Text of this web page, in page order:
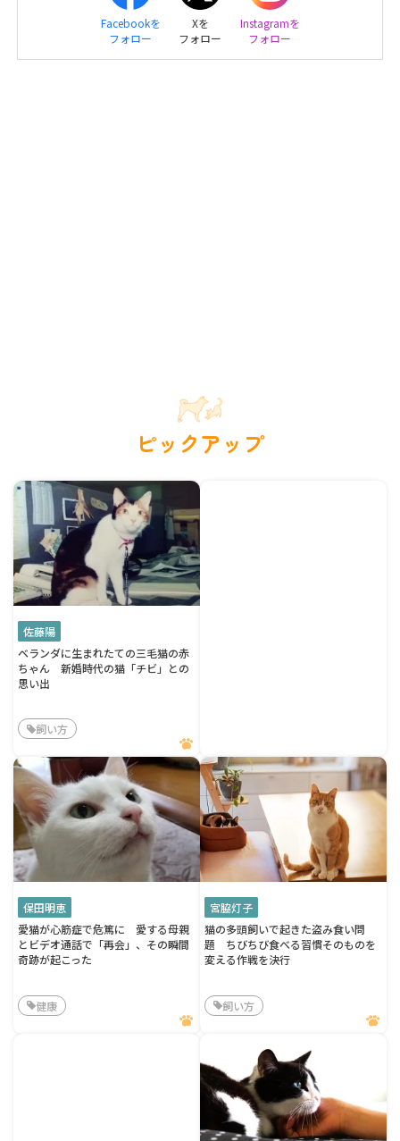
Facebookを
フォロー
Xを
フォロー
Instagramを
フォロー
ピックアップ
佐藤陽
ベランダに生まれたての三毛猫の赤
ちゃん 新婚時代の猫「チビ」との
思い出
飼い方
保田明恵
愛猫が心筋症で危篤に 愛する母親
とビデオ通話で「再会」、その瞬間
奇跡が起こった
健康
宮脇灯子
猫の多頭飼いで起きた盗み食い問
題 ちびちび食べる習慣そのものを
変える作戦を決行
飼い方